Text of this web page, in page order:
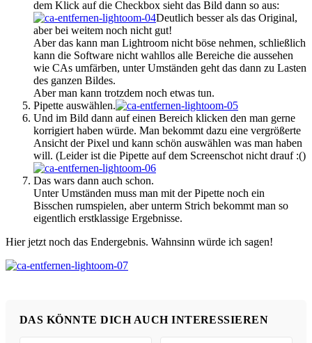
dem Klick auf die Checkbox sieht das Bild dann so aus:
Deutlich besser als das Original,
aber bei weitem noch nicht gut!
Aber das kann man Lightroom nicht böse nehmen, schließlich
kann die Software nicht wahllos alle Bereiche die aussehen
wie CAs umfärben, unter Umständen geht das dann zu Lasten
des ganzen Bildes.
Aber man kann trotzdem noch etwas tun.
Pipette auswählen.
Und im Bild dann auf einen Bereich klicken den man gerne
korrigiert haben würde. Man bekommt dazu eine vergrößerte
Ansicht der Pixel und kann schön auswählen was man haben
will. (Leider ist die Pipette auf dem Screenschot nicht drauf :()
Das wars dann auch schon.
Unter Umständen muss man mit der Pipette noch ein
Bisschen rumspielen, aber unterm Strich bekommt man so
eigentlich erstklassige Ergebnisse.
Hier jetzt noch das Endergebnis. Wahnsinn würde ich sagen!
DAS KÖNNTE DICH AUCH INTERESSIEREN